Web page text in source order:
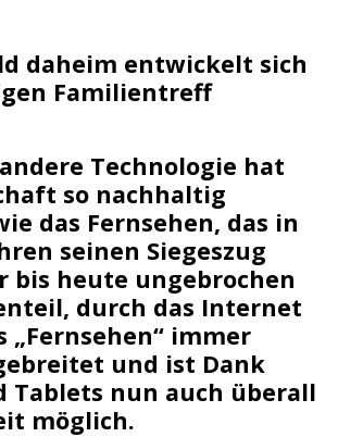
daheim entwickelt sich
Familientreff
Technologie hat
so nachhaltig
das Fernsehen, das in
seinen Siegeszug
bis heute ungebrochen
durch das Internet
„Fernsehen“ immer
und ist Dank
Tablets nun auch überall
möglich.